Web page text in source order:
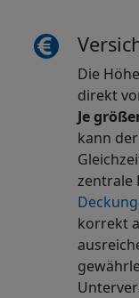
Die
direkt
Je
kann
zentrale
korrekt